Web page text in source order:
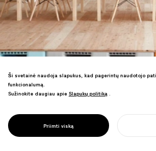
PROJECT
GAMYKLOS
ERDVĖ
dizainas
Ši svetainė naudoja slapukus, kad pagerintų naudotojo
funkcionalumą.
Sužinokite daugiau apie Slapukų politiką
Slapukų politiką .
Priimti viską